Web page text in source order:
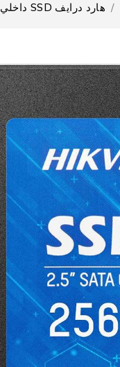
/ هارد درايف SSD داخلي هيكفيجن 256 جيجابايت ساتا 2.5 بوصة E100